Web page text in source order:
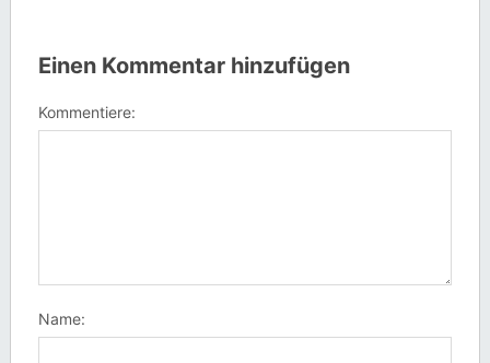
Einen Kommentar hinzufügen
Kommentiere:
Name: